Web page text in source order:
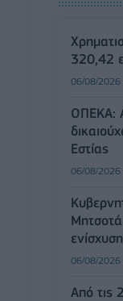
320,42
06/08/
ΟΠΕΚΑ:
Εστίας
06/08/
06/08/
Από τις